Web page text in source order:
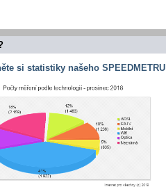
si statistiky našeho SPEEDMETRU